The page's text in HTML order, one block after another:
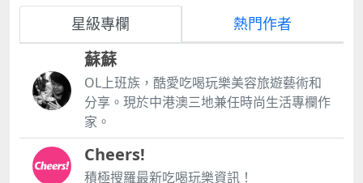
星級專欄 熱門作者
蘇蘇
OL上班族，酷愛吃喝玩樂美容旅遊藝術和
分享。現於中港澳三地兼任時尚生活專欄作
家。
Cheers!
積極搜羅最新吃喝玩樂資訊！